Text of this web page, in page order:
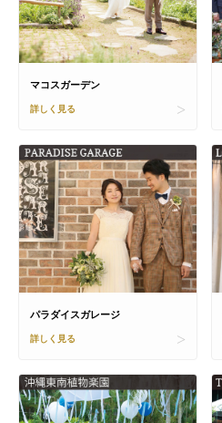
マコスガーデン
詳しく見る
パラダイスガレージ
詳しく見る